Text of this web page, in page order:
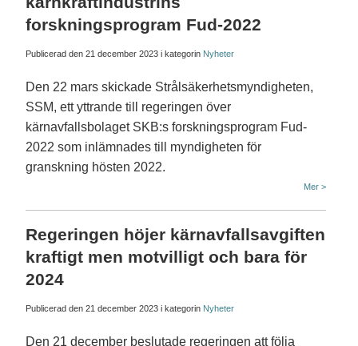
forskningsprogram Fud-2022
Publicerad den 21 december 2023 i kategorin Nyheter
Den 22 mars skickade Strålsäkerhetsmyndigheten,
SSM, ett yttrande till regeringen över
kärnavfallsbolaget SKB:s forskningsprogram Fud-
2022 som inlämnades till myndigheten för
granskning hösten 2022.
Mer >
Regeringen höjer kärnavfallsavgiften
kraftigt men motvilligt och bara för
2024
Publicerad den 21 december 2023 i kategorin Nyheter
Den 21 december beslutade regeringen att följa